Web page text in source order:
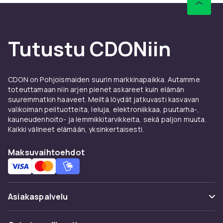
on tehokas täydennys julkisille liikennevälineille
maasto näyttää ja tarvitseeko potkulautaa
kantaa portaissa vai julkisilla liikennevälineillä.
matkoille että tehokkaampia
sähköpotkulaudoita pidemmille työmatkoille.
Sähköpotkulaudat lapsille
turvallisella rakenteella
sähköpotkulaudoita, jotka on mukautettu
hitaammille nopeuksille ja helpommalle
hallittavuudelle. Lasten sähköpotkulauta voi
tarjota itsenäisyyttä ja liikkumista hauskalla
Tutustu CDONiin
CDON on Pohjoismaiden suurin markkinapaikka. Autamme
toteuttamaan niin arjen pienet askareet kuin elämän
suuremmatkin haaveet. Meiltä löydät jatkuvasti kasvavan
valikoiman pelituotteita, leluja, elektroniikkaa, puutarha-,
kauneudenhoito- ja lemmikkitarvikkeita, sekä paljon muuta.
Kaikki välineet elämään, yksinkertaisesti.
Maksuvaihtoehdot
Asiakaspalvelu